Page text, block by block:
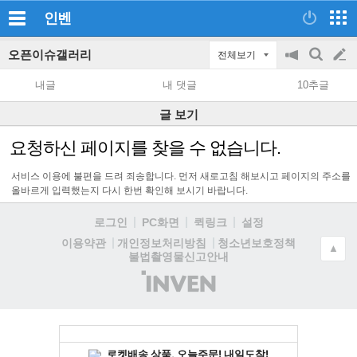
인벤
오픈이슈갤러리 전체보기
공
지
on/off
검
색
글
쓰
기
내글 내 댓글 10추글
글 보기
요청하신 페이지를 찾을 수 없습니다.
서비스 이용에 불편을 드려 죄송합니다. 먼저 새로고침 해보시고 페이지의 주소를
올바르게 입력했는지 다시 한번 확인해 보시기 바랍니다.
로그인 PC화면 퀵링크
설정
이용약관
개인정보처리방침
청소년보호정책
불법촬영물신고안내
(주)
인
▲